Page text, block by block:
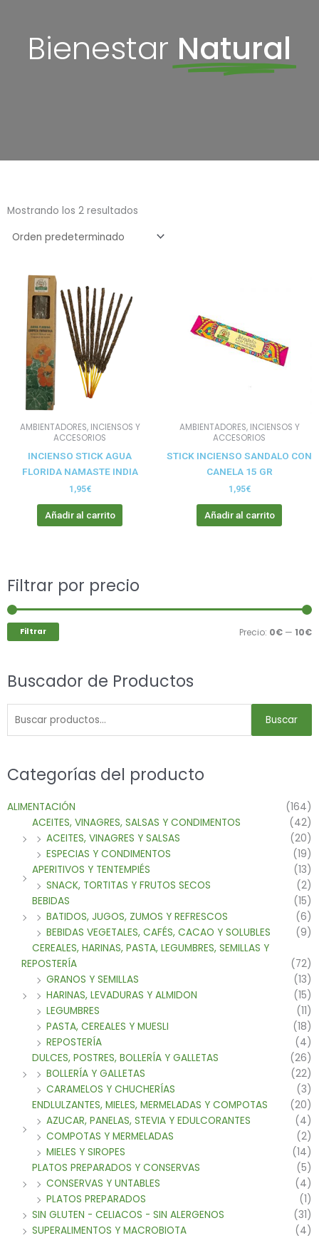
Bienestar Natural
Mostrando los 2 resultados
AMBIENTADORES, INCIENSOS Y
ACCESORIOS
INCIENSO STICK AGUA
FLORIDA NAMASTE INDIA
1,95€
Añadir al carrito
AMBIENTADORES, INCIENSOS Y
ACCESORIOS
STICK INCIENSO SANDALO CON
CANELA 15 GR
1,95€
Añadir al carrito
Filtrar por precio
Filtrar Precio: 0€ — 10€
Buscador de Productos
Buscar
Buscar
Categorías del producto
ALIMENTACIÓN
(164)
ACEITES, VINAGRES, SALSAS Y CONDIMENTOS
(42)
ACEITES, VINAGRES Y SALSAS
(20)
ESPECIAS Y CONDIMENTOS
(19)
APERITIVOS Y TENTEMPIÉS
(13)
SNACK, TORTITAS Y FRUTOS SECOS
(2)
BEBIDAS
(15)
BATIDOS, JUGOS, ZUMOS Y REFRESCOS
(6)
BEBIDAS VEGETALES, CAFÉS, CACAO Y SOLUBLES
(9)
CEREALES, HARINAS, PASTA, LEGUMBRES, SEMILLAS Y
REPOSTERÍA
(72)
GRANOS Y SEMILLAS
(13)
HARINAS, LEVADURAS Y ALMIDON
(15)
LEGUMBRES
(11)
PASTA, CEREALES Y MUESLI
(18)
REPOSTERÍA
(4)
DULCES, POSTRES, BOLLERÍA Y GALLETAS
(26)
BOLLERÍA Y GALLETAS
(22)
CARAMELOS Y CHUCHERÍAS
(3)
ENDLULZANTES, MIELES, MERMELADAS Y COMPOTAS
(20)
AZUCAR, PANELAS, STEVIA Y EDULCORANTES
(4)
COMPOTAS Y MERMELADAS
(2)
MIELES Y SIROPES
(14)
PLATOS PREPARADOS Y CONSERVAS
(5)
CONSERVAS Y UNTABLES
(4)
PLATOS PREPARADOS
(1)
SIN GLUTEN - CELIACOS - SIN ALERGENOS
(31)
SUPERALIMENTOS Y MACROBIOTA
(4)